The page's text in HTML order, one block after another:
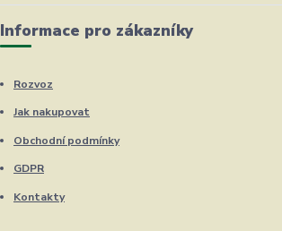
Informace pro zákazníky
Rozvoz
Jak nakupovat
Obchodní podmínky
GDPR
Kontakty